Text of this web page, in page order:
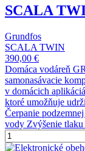
SCALA
Grundfos
SCALA TWIN
390,00 €
Domáca vodáreň
samonasávacie
v domácich
ktoré umožňuje
Čerpanie
vody Zvýšenie